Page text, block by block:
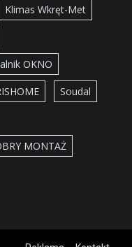
Klimas Wkręt-Met
OKNO
Soudal
MONTAŻ